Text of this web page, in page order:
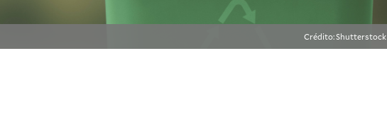
Crédito: Shutterstock